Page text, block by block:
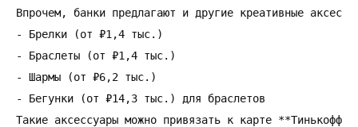
Впрочем, банки предлагают и другие креативные
- Брелки (от ₽1,4 тыс.)
- Браслеты (от ₽1,4 тыс.)
- Шармы (от ₽6,2 тыс.)
- Бегунки (от ₽14,3 тыс.) для браслетов
Такие аксессуары можно привязать к карте